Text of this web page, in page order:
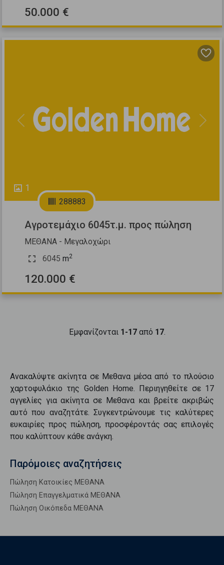
50.000 €
1
Previous Next
288883
Αγροτεμάχιο 6045τ.μ. προς πώληση
ΜΕΘΑΝΑ - Μεγαλοχώρι
6045 m2
120.000 €
Εμφανίζονται 1-17από 17.
Ανακαλύψτεακίνητα σε Μεθαναμέσα από το πλούσιο
χαρτοφυλάκιο της Golden Home. Περιηγηθείτε σε 17
αγγελίες γιαακίνητα σε Μεθανακαι βρείτε ακριβώς
αυτό που αναζητάτε. Συγκεντρώνουμε τις καλύτερες
ευκαιρίες προςπώληση, προσφέροντάς σας επιλογές
που καλύπτουν κάθε ανάγκη.
Παρόμοιες αναζητήσεις
Πώληση Κατοικίες ΜΕΘΑΝΑ
Πώληση Επαγγελματικά ΜΕΘΑΝΑ
Πώληση Οικόπεδα ΜΕΘΑΝΑ